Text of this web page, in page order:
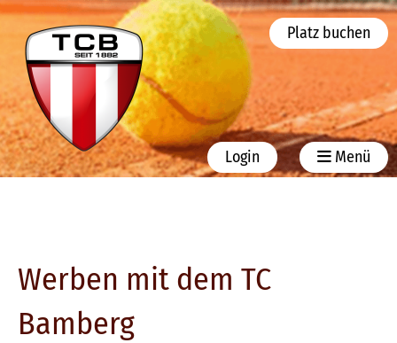
Platz buchen
Login Menü
Werben mit dem TC
Bamberg